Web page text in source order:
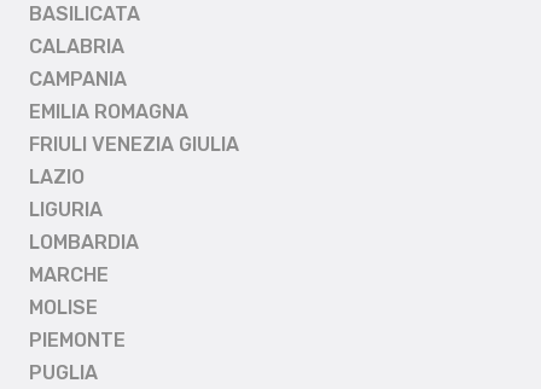
BASILICATA
CALABRIA
CAMPANIA
EMILIA ROMAGNA
FRIULI VENEZIA GIULIA
LAZIO
LIGURIA
LOMBARDIA
MARCHE
MOLISE
PIEMONTE
PUGLIA